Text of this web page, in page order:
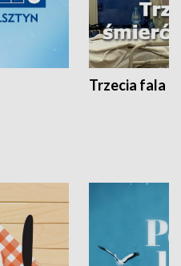
Trzecia fala -